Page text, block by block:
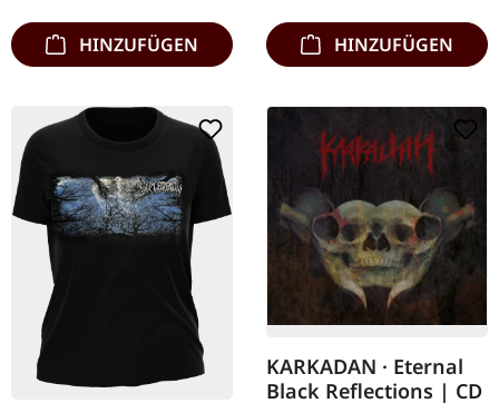
HINZUFÜGEN HINZUFÜGEN
KARKADAN · Eternal
Black Reflections | CD